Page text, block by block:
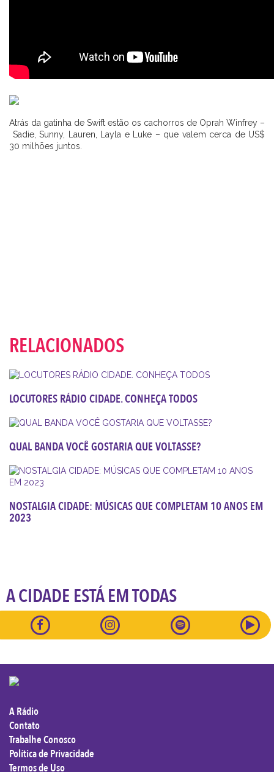
Atrás da gatinha de Swift estão os cachorros de Oprah Winfrey –
Sadie, Sunny, Lauren, Layla e Luke – que valem cerca de US$
30 milhões juntos.
RELACIONADOS
LOCUTORES RÁDIO CIDADE. CONHEÇA TODOS
QUAL BANDA VOCÊ GOSTARIA QUE VOLTASSE?
NOSTALGIA CIDADE: MÚSICAS QUE COMPLETAM 10 ANOS EM
2023
A CIDADE ESTÁ EM TODAS
A Rádio
Contato
Trabalhe Conosco
Política de Privacidade
Termos de Uso